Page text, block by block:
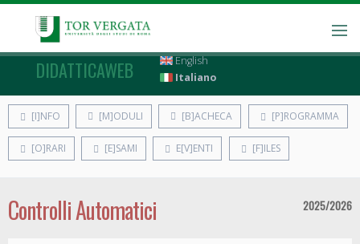
DIDATTICAWEB
English
Italiano
[I]NFO [M]ODULI [B]ACHECA [P]ROGRAMMA
[O]RARI [E]SAMI E[V]ENTI [F]ILES
Controlli Automatici 2025/2026